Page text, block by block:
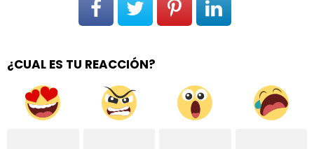
¿CUAL ES TU REACCIÓN?